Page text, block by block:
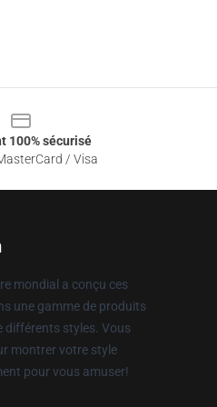
100% sécurisé
/ Visa
mondial a conçu ces
une gamme de produits
différents styles. Vous
montrer votre style
pour vous amuser!